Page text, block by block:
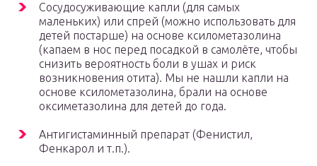
Сосудосуживающие капли (для самых
маленьких) или спрей (можно использовать для
детей постарше) на основе ксилометазолина
(капаем в нос перед посадкой в самолёте, чтобы
снизить вероятность боли в ушах и риск
возникновения отита). Мы не нашли капли на
основе ксилометазолина, брали на основе
оксиметазолина для детей до года.
Антигистаминный препарат (Фенистил,
Фенкарол и т.п.).